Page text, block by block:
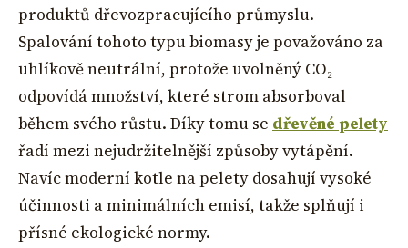
produktů dřevozpracujícího průmyslu.
Spalování tohoto typu biomasy je považováno za
uhlíkově neutrální, protože uvolněný CO₂
odpovídá množství, které strom absorboval
během svého růstu. Díky tomu se dřevěné pelety
řadí mezi nejudržitelnější způsoby vytápění.
Navíc moderní kotle na pelety dosahují vysoké
účinnosti a minimálních emisí, takže splňují i
přísné ekologické normy.